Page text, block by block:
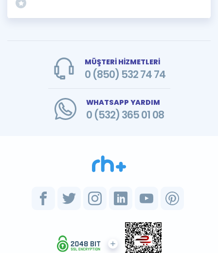
MÜŞTERİ HİZMETLERİ
0 (850) 532 74 74
WHATSAPP YARDIM
0 (532) 365 01 08